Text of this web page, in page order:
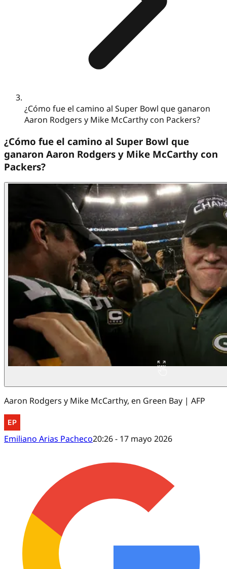
¿Cómo fue el camino al Super Bowl que ganaron
Aaron Rodgers y Mike McCarthy con Packers?
¿Cómo fue el camino al Super Bowl que
ganaron Aaron Rodgers y Mike McCarthy con
Packers?
Aaron Rodgers y Mike McCarthy, en Green Bay | AFP
Emiliano Arias Pacheco20:26 - 17 mayo 2026